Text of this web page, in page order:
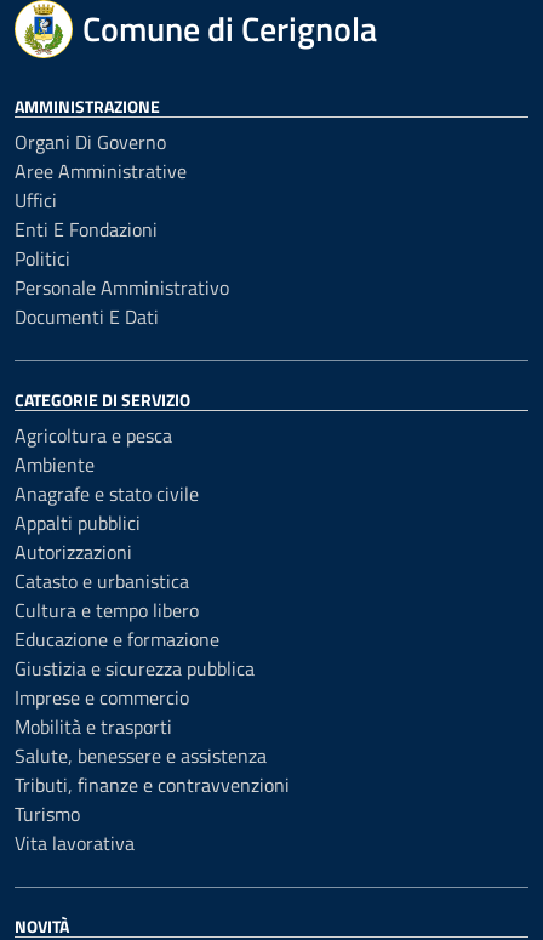
Comune di Cerignola
AMMINISTRAZIONE
Organi Di Governo
Aree Amministrative
Uffici
Enti E Fondazioni
Politici
Personale Amministrativo
Documenti E Dati
CATEGORIE DI SERVIZIO
Agricoltura e pesca
Ambiente
Anagrafe e stato civile
Appalti pubblici
Autorizzazioni
Catasto e urbanistica
Cultura e tempo libero
Educazione e formazione
Giustizia e sicurezza pubblica
Imprese e commercio
Mobilità e trasporti
Salute, benessere e assistenza
Tributi, finanze e contravvenzioni
Turismo
Vita lavorativa
NOVITÀ